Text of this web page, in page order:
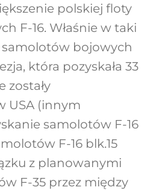
polskiej floty
F-16. Właśnie w taki
bojowych
która pozyskała 33
zostały
USA (innym
samolotów F-16
F-16 blk.15
z planowanymi
F-35 przez między